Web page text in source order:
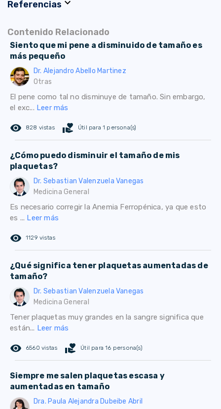
Referencias expand_more
Contenido Relacionado
Siento que mi pene a disminuido de tamaño es
más pequeño
Dr. Alejandro Abello Martinez
Otras
El pene como tal no disminuye de tamaño. Sin embargo,
el exc... Leer más
remove_red_eye 828 vistas volunteer_activism Útil para 1 persona(s)
¿Cómo puedo disminuir el tamaño de mis
plaquetas?
Dr. Sebastian Valenzuela Vanegas
Medicina General
Es necesario corregir la Anemia Ferropénica, ya que esto
es ... Leer más
remove_red_eye 1129 vistas
¿Qué significa tener plaquetas aumentadas de
tamaño?
Dr. Sebastian Valenzuela Vanegas
Medicina General
Tener plaquetas muy grandes en la sangre significa que
están... Leer más
remove_red_eye 6560 vistas volunteer_activism Útil para 16 persona(s)
Siempre me salen plaquetas escasa y
aumentadas en tamaño
Dra. Paula Alejandra Dubeibe Abril